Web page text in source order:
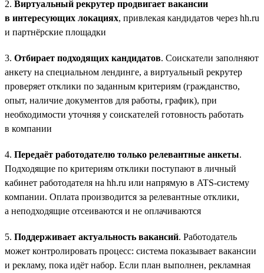
2. Виртуальный рекрутер продвигает вакансии
в интересующих локациях, привлекая кандидатов через hh.ru
и партнёрские площадки
3. Отбирает подходящих кандидатов. Соискатели заполняют
анкету на специальном лендинге, а виртуальный рекрутер
проверяет отклики по заданным критериям (гражданство,
опыт, наличие документов для работы, график), при
необходимости уточняя у соискателей готовность работать
в компании
4. Передаёт работодателю только релевантные анкеты.
Подходящие по критериям отклики поступают в личный
кабинет работодателя на hh.ru или напрямую в ATS-систему
компании. Оплата производится за релевантные отклики,
а неподходящие отсеиваются и не оплачиваются
5. Поддерживает актуальность вакансий. Работодатель
может контролировать процесс: система показывает вакансии
и рекламу, пока идёт набор. Если план выполнен, рекламная